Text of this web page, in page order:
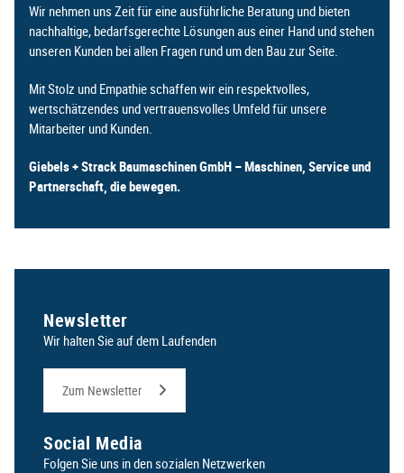
Wir nehmen uns Zeit für eine ausführliche Beratung und bieten
nachhaltige, bedarfsgerechte Lösungen aus einer Hand und stehen
unseren Kunden bei allen Fragen rund um den Bau zur Seite.
Mit Stolz und Empathie schaffen wir ein respektvolles,
wertschätzendes und vertrauensvolles Umfeld für unsere
Mitarbeiter und Kunden.
Giebels + Strack Baumaschinen GmbH – Maschinen, Service und
Partnerschaft, die bewegen.
Newsletter
Wir halten Sie auf dem Laufenden
Zum Newsletter
Social Media
Folgen Sie uns in den sozialen Netzwerken